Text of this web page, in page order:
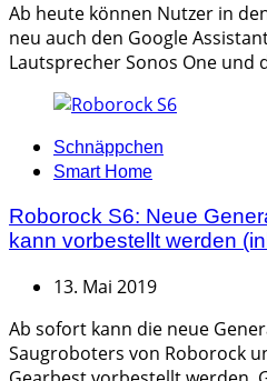
Ab heute können Nutzer in
neu auch den Google
Lautsprecher Sonos One und
Categories
Schnäppchen
Smart Home
Roborock S6: Neue
kann vorbestellt werden
13. Mai 2019
Ab sofort kann die neue
Saugroboters von Roborock